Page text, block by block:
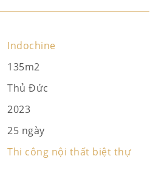
Indochine
135m2
Thủ Đức
2023
25 ngày
Thi công nội thất biệt thự